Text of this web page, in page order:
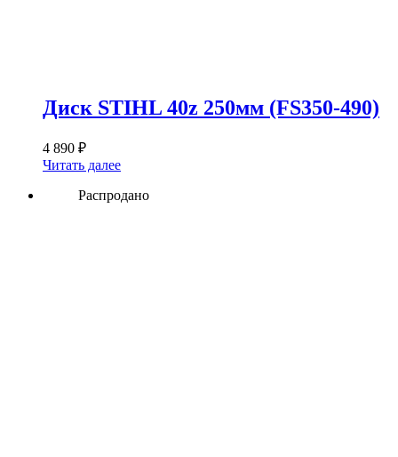
Диск STIHL 40z 250мм (FS350-490)
4 890 ₽
Читать далее
Распродано